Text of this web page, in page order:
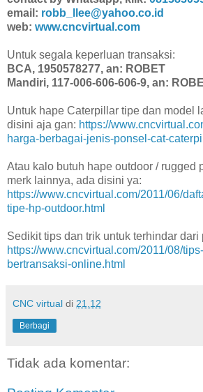
email: robb_llee@yahoo.co.id
web: www.cncvirtual.com
Untuk segala keperluan transaksi:
BCA, 1950578277, an: ROBET
Mandiri, 117-006-606-606-9, an:
Untuk hape Caterpillar tipe dan model
disini aja gan: https://
harga-berbagai-jenis-ponsel-cat-
Atau kalo butuh hape outdoor / rugged
merk lainnya, ada disini ya:
https://www.cncvirtual.com/2011/06/
tipe-hp-outdoor.html
Sedikit tips dan trik untuk terhindar
https://www.cncvirtual.com/2011/08/
bertransaksi-online.html
CNC virtual di 21.12
Berbagi
Tidak ada komentar: